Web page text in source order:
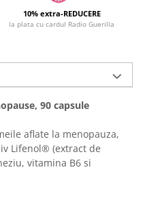
10% extra-REDUCERE
la plata cu cardul Radio Guerilla
90 capsule
aflate la menopauza,
Lifenol® (extract de
vitamina B6 si